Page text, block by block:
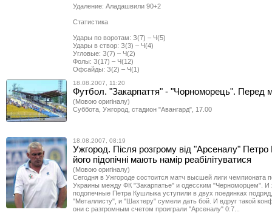
Удаление: Аладашвили 90+2
Статистика
Удары по воротам: З(7) – Ч(5)
Удары в створ: З(3) – Ч(4)
Угловые: З(7) – Ч(2)
Фолы: З(17) – Ч(12)
Офсайды: З(2) – Ч(1)
18.08.2007, 11:20
Футбол. "Закарпаття" - "Чорноморець". Перед
(Мовою оригіналу)
Суббота, Ужгород, стадион "Авангард", 17.00
18.08.2007, 08:19
Ужгород. Після розгрому від "Арсеналу" Петро
його підопічні мають намір реабілітуватися
(Мовою оригіналу)
Сегодня в Ужгороде состоится матч высшей лиги чемпионата
Украины между ФК "Закарпатье" и одесским "Черноморцем". И
подопечные Петра Кушлыка уступили в двух поединках
"Металлисту", и "Шахтеру" сумели дать бой. И вдруг такой
они с разгромным счетом проиграли "Арсеналу" 0:7...